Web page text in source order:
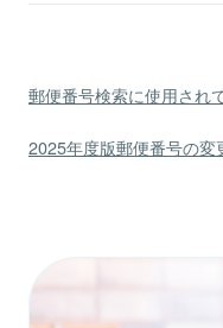
郵便番号検索に使用され
2025年度版郵便番号の変